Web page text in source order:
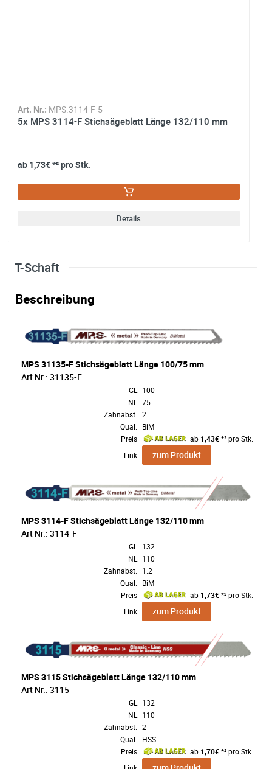
Art. Nr.: MPS.3114-F-5
5x MPS 3114-F Stichsägeblatt Länge 132/110 mm
ab 1,73€*² pro Stk.
Details
T-Schaft
Beschreibung
MPS 31135-F Stichsägeblatt Länge 100/75 mm
Art Nr.: 31135-F
GL 100
NL 75
Zahnabst. 2
Qual.
BiM
Preis
ab 1,43€*² pro Stk.
Link
zum Produkt
MPS 3114-F Stichsägeblatt Länge 132/110 mm
Art Nr.: 3114-F
GL 132
NL 110
Zahnabst.
1.2
Qual.
BiM
Preis
ab 1,73€*² pro Stk.
Link
zum Produkt
MPS 3115 Stichsägeblatt Länge 132/110 mm
Art Nr.: 3115
GL 132
NL 110
Zahnabst. 2
Qual.
HSS
Preis
ab 1,70€*² pro Stk.